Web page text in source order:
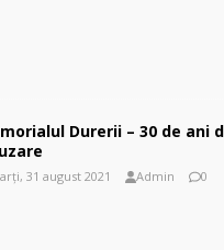
Durerii – 30 de ani
31 august 2021 Admin 0